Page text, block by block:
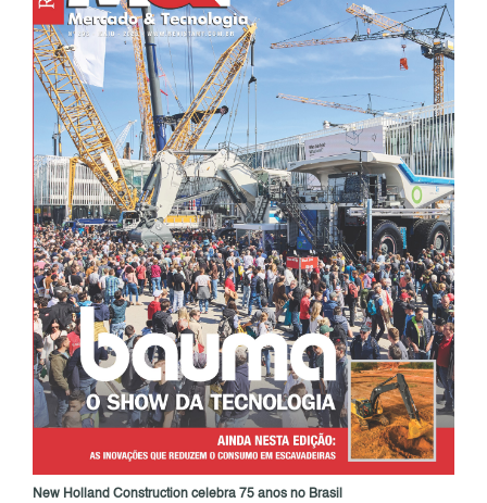
New Holland Construction celebra 75 anos no Brasil